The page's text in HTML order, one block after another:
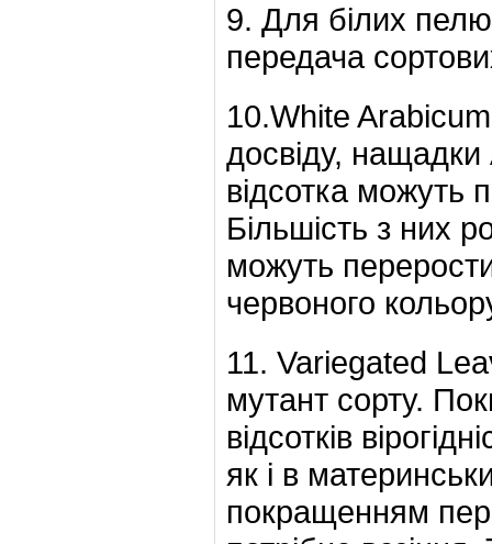
9. Для білих
передача
10.White
досвіду, нащадки
відсотка можуть
Більшість з них
можуть
червоного
11. Variegated
мутант сорту.
відсотків
як і в
покращенням